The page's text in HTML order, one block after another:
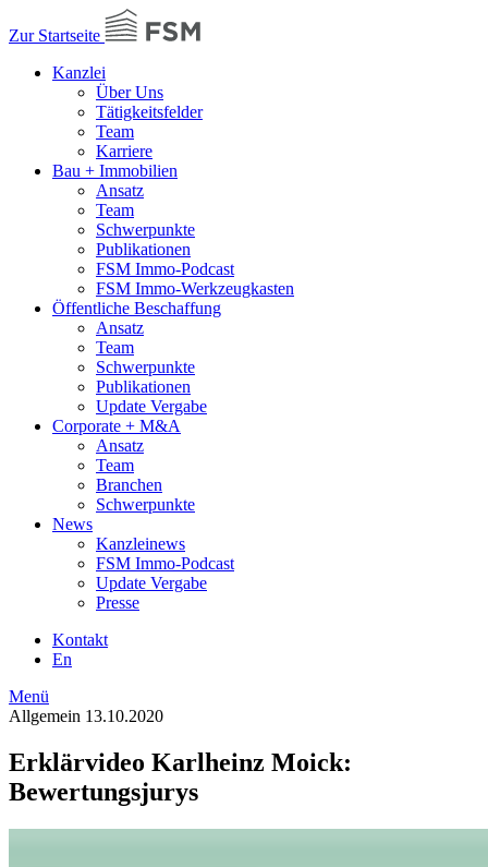
Zur Startseite
Kanzlei
Über Uns
Tätigkeitsfelder
Team
Karriere
Bau + Immobilien
Ansatz
Team
Schwerpunkte
Publikationen
FSM Immo-Podcast
FSM Immo-Werkzeugkasten
Öffentliche Beschaffung
Ansatz
Team
Schwerpunkte
Publikationen
Update Vergabe
Corporate + M&A
Ansatz
Team
Branchen
Schwerpunkte
News
Kanzleinews
FSM Immo-Podcast
Update Vergabe
Presse
Kontakt
En
Menü
Allgemein 13.10.2020
Erklärvideo Karlheinz Moick:
Bewertungsjurys